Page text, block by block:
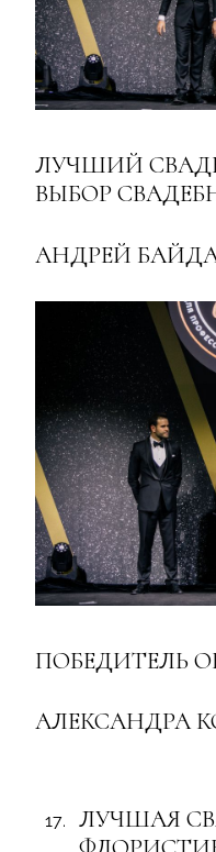
ЛУЧШИЙ
ВЫБОР
АНДРЕЙ
ПОБЕДИТЕЛЬ
АЛЕКСАНДРА
ЛУЧШАЯ